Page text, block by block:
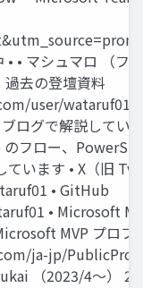
• マシュマロ （フ
去の登壇資料
user/wataruf01 •
ログで解説してい
フロー、
います • X（旧
• GitHub
• Microsoft
MVP プロフ
ja-jp/
（2023/4～） 2